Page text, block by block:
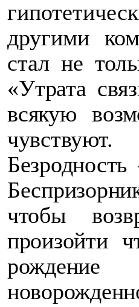
другими
стал не
«Утрата
всякую
чтобы
произойти
рождение